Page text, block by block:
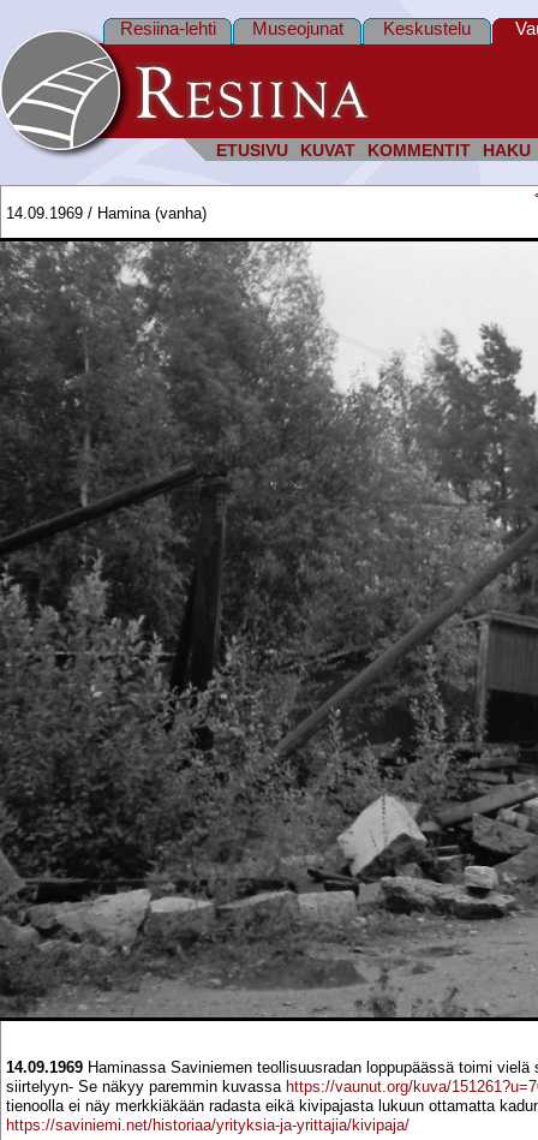
ETUSIVU KUVAT KOMMENTIT HAKU
Resiina-lehti Museojunat Keskustelu
14.09.1969 / Hamina (vanha)
14.09.1969 Haminassa Saviniemen teollisuusradan loppupäässä toimi
siirtelyyn- Se näkyy paremmin kuvassa https://vaunut.org/kuva/
tienoolla ei näy merkkiäkään radasta eikä kivipajasta lukuun ottamatta
https://saviniemi.net/historiaa/yrityksia-ja-yrittajia/kivipaja/